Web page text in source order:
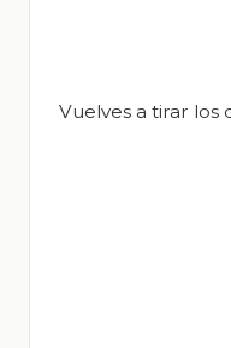
Vuelves a tirar los